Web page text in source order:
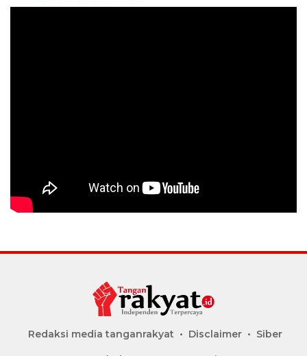
Redaksi media tanganrakyat Disclaimer Siber